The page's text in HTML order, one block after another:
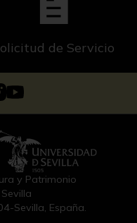
de Servicio
y Patrimonio
Sevilla, España.